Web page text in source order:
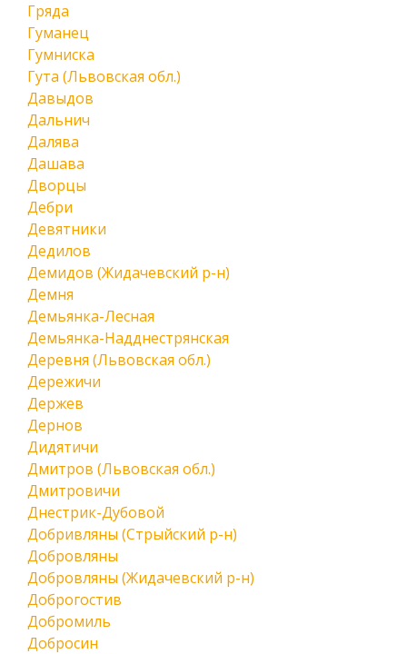
Гряда
Гуманец
Гумниска
Гута (Львовская обл.)
Давыдов
Дальнич
Далява
Дашава
Дворцы
Дебри
Девятники
Дедилов
Демидов (Жидачевский р-н)
Демня
Демьянка-Лесная
Демьянка-Надднестрянская
Деревня (Львовская обл.)
Дережичи
Держев
Дернов
Дидятичи
Дмитров (Львовская обл.)
Дмитровичи
Днестрик-Дубовой
Добривляны (Стрыйский р-н)
Добровляны
Добровляны (Жидачевский р-н)
Доброгостив
Добромиль
Добросин